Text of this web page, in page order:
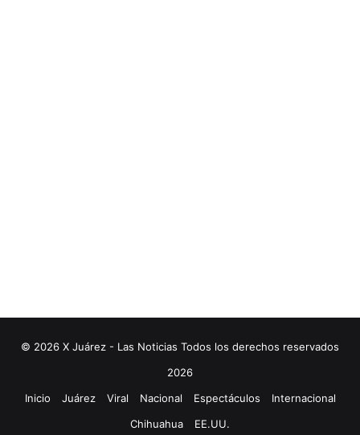
© 2026 X Juárez - Las Noticias Todos los derechos reservados
2026
Inicio
Juárez Viral Nacional Espectáculos
Internacional
Chihuahua
EE.UU.